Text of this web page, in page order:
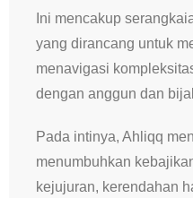
Ini mencakup
yang dirancang untuk
menavigasi
dengan anggun dan
Pada intinya, Ahliqq
menumbuhkan
kejujuran, kerendahan